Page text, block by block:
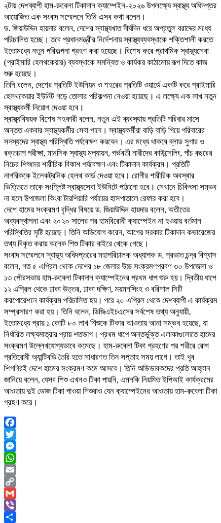
২টায় দেশব্যাপী হাম-রুবেলা টিকাদান ক্যাম্পেইন-২০২৬ উপলক্ষ্যে স্বাস্থ্য অধিদপ্তর
আয়োজিত এক সংবাদ সম্মেলনে তিনি এসব কথা বলেন।
ড. জিয়াউদ্দিন হায়দার বলেন, দেশের স্বাস্থ্যখাত দীর্ঘদিন ধরে অপ্রতুল বরাদ্দের মধ্যে
পরিচালিত হচ্ছে। তবে প্রধানমন্ত্রীর নির্দেশনায় স্বাস্থ্যব্যবস্থাকে শক্তিশালী করতে
ইতোমধ্যে নতুন পরিকল্পনা গ্রহণ করা হয়েছে। বিশেষ করে প্রাথমিক স্বাস্থ্যসেবা
(প্রাইমারি হেলথকেয়ার) ব্যবস্থাকে সমন্বিত ও কার্যকর কাঠামোয় রূপ দিতে কাজ
শুরু হয়েছে।
তিনি বলেন, দেশের প্রতিটি ইউনিয়ন ও শহরের প্রতিটি ওয়ার্ডে একটি করে প্রাইমারি
হেলথকেয়ার ইউনিট গড়ে তোলার পরিকল্পনা নেওয়া হয়েছে। এ লক্ষ্যে এক লাখ নতুন
স্বাস্থ্যকর্মী নিয়োগ দেওয়া হবে।
স্বাস্থ্যবিষয়ক বিশেষ সহকারী বলেন, নতুন এই ব্যবস্থায় প্রতিটি পরিবার মাসে
অন্তত একবার স্বাস্থ্যকর্মীর সেবা পাবে। স্বাস্থ্যকর্মীরা বাড়ি বাড়ি গিয়ে পরিবারের
সদস্যদের স্বাস্থ্য পরিস্থিতি পর্যবেক্ষণ করবেন। এর মধ্যে থাকবে ব্লাড সুগার ও
রক্তচাপ পরীক্ষা, মানসিক স্বাস্থ্য মূল্যায়ন, গর্ভবতী নারীদের কাউন্সেলিং, পাঁচ বছরের
নিচের শিশুদের শারীরিক বিকাশ পর্যবেক্ষণ এবং টিকাদান কার্যক্রম। প্রতিটি
নাগরিককে ইলেকট্রনিক হেলথ কার্ড দেওয়া হবে। রোগীর শারীরিক অবস্থার
ভিত্তিতে তাকে সংশ্লিষ্ট স্বাস্থ্যসেবা ইউনিটে পাঠানো হবে। সেখানে চিকিৎসা সম্ভব
না হলে উপজেলা কিংবা টারশিয়ারি পর্যায়ের হাসপাতালে রেফার করা হবে।
দেশে হামের সংক্রমণ বৃদ্ধির বিষয়ে ড. জিয়াউদ্দিন হায়দার বলেন, অতীতের
অব্যবস্থাপনা এবং ২০২০ সালের পর হামবিরোধী ক্যাম্পেইন না হওয়ায় বর্তমান
পরিস্থিতির সৃষ্টি হয়েছে। তিনি অভিযোগ করেন, আগের সরকার টিকাদান কভারেজের
তথ্য বিকৃত করায় অনেক শিশু টিকার বাইরে থেকে গেছে।
সংবাদ সম্মেলনে স্বাস্থ্য অধিদপ্তরের মহাপরিচালক অধ্যাপক ড. প্রভাত চন্দ্র বিশ্বাস
বলেন, গত ৫ এপ্রিল থেকে দেশের ১৮ জেলার উচ্চ সংক্রমণপ্রবণ ৩০ উপজেলা ও
১৩ পৌরসভায় হাম-রুবেলা টিকাদান ক্যাম্পেইনের প্রথম ধাপ শুরু হয়। দ্বিতীয় ধাপে
১২ এপ্রিল থেকে ঢাকা উত্তর, ঢাকা দক্ষিণ, ময়মনসিংহ ও বরিশাল সিটি
করপোরেশনে কার্যক্রম পরিচালিত হয়। পরে ২০ এপ্রিল থেকে দেশব্যাপী এ কার্যক্রম
সম্প্রসারণ করা হয়। তিনি বলেন, ডিজিএইচএসের সর্বশেষ তথ্য অনুযায়ী,
ইতোমধ্যে প্রায় ১ কোটি ৮০ লাখ শিশুকে টিকার আওতায় আনা সম্ভব হয়েছে, যা
নির্ধারিত লক্ষ্যমাত্রার প্রায় শতভাগ। প্রথম ধাপে অন্তর্ভুক্ত এলাকাগুলোতে হামের
সংক্রমণ উল্লেখযোগ্যভাবে কমেছে। হাম-রুবেলা টিকা গ্রহণের পর শরীরে রোগ
প্রতিরোধী অ্যান্টিবডি তৈরি হতে সাধারণত তিন সপ্তাহ সময় লাগে। তাই খুব
শিগগিরই দেশে হামের সংক্রমণ কমে আসবে। তিনি অভিভাবকদের প্রতি আহ্বান
জানিয়ে বলেন, যেসব শিশু এখনও টিকা পায়নি, এমনকি নিয়মিত ইপিআই কার্যক্রমের
আওতায় দুই ডোজ টিকা পাওয়া শিশুরাও যেন ক্যাম্পেইনের আওতায় হাম-রুবেলা টিকা
গ্রহণ করে।
Facebook
Twitter
Messenger
WhatsApp
Email
Copy
Link
Gmail
Viber